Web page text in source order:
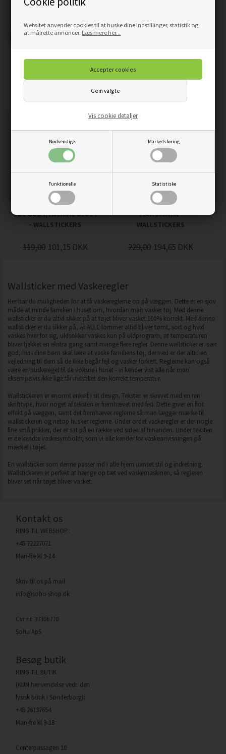
Websitet anvender cookies til at huske dine indstillinger, statistik og
at målrette annoncer. Læs mere her...
Nødvendige Markedsføring
Funktionelle Statistiske
Vis cookie detaljer
UDE GODT, HJEMME BEDST
- WALLSTICKERS
119,00 101,15 DKK
VELKOMMEN -
WALLSTICKERS
229,00 194,65 DKK
Wallsticker med Vaskeregler
Her har du muligheden for at få vaskereglerne op på væggen. Dette er en sjov
måde at minde familien i huset om, hvordan man vasker tøj. Med denne
wallsticker er du altid sikker på at tøjet bliver vasket 100% korrekt. Med denne
wallsticker er du sikker på, at ALLE lommer altid bliver tømt, sort og hvid
vaskes hver for sig, uldsokker vaskes kun på uldprogram, at temperaturen
bliver tjekket en ekstra gang samt mange flere regler. Denne wallsticker er især
god, hvis dine børn skal lære at vaske familiens tøj, dermed er der altid en
vejledning til dem så de ikke begår fejl og vasker forkert. Reglerne kan også
være en huskeregel til de voksne i huset - vi kender vist alle når man
eksempelvis ikke lige får indstillet den korrekt temperatur.
Wallstickeren er enormt enkelt i sit design. Teksten er skrevet med en ren
skrifttype, hvor noget af teksten er fremhævet med fed. Dette giver en flot
effekt på væggen, samt det fremhæver reglerne så man lægger mærke til
wallstickeren og netop husker reglerne. Under ordet vaskeregler er der nogle
fine små prikker, der er sat på en række ved siden af hinanden. Under teksten
er de kendte vaskesymboler, som vi alle kender for vaskeanvisningen på
mærket i tøjet.
En wallsticker som denne passer ind i alle hjem uanset stil og indretning.
Wallstickeren er perfekt at hænge op tæt ved vaskemaskinen, så regleren
bliver set når tøjet bliver vasket.
Kontakt os
RING TIL WEBSHOP:
+45 72227071
Man-fre kl 9-14
Skriv til os på mail
info@sohu-shop.dk
Cvr nr. 37306770
Sohu ApS
Besøg butik
RING TIL BUTIK
(KUN henvendelse vedr. den
fysisk butik i Sønderborg):
+45 26137654
Man-fre kl 9-18
Centerpassagen 10